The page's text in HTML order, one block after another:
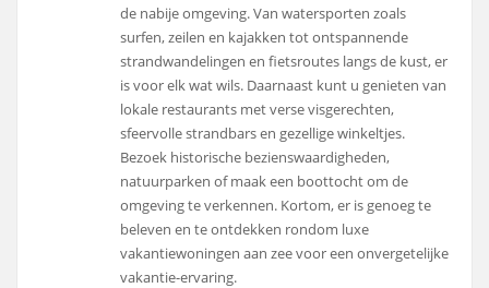
de nabije omgeving. Van watersporten zoals
surfen, zeilen en kajakken tot ontspannende
strandwandelingen en fietsroutes langs de kust, er
is voor elk wat wils. Daarnaast kunt u genieten van
lokale restaurants met verse visgerechten,
sfeervolle strandbars en gezellige winkeltjes.
Bezoek historische bezienswaardigheden,
natuurparken of maak een boottocht om de
omgeving te verkennen. Kortom, er is genoeg te
beleven en te ontdekken rondom luxe
vakantiewoningen aan zee voor een onvergetelijke
vakantie-ervaring.